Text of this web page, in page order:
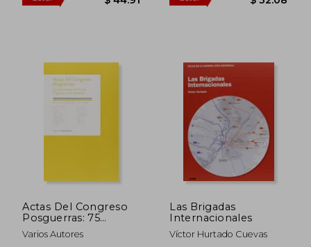
45%
dcto.
45%
dcto.
Actas Del Congreso
Posguerras: 75
Aniversario Del Fin De
La Guerra Civil
Varios Autores
Las Brigadas
Internacionales
Víctor Hurtado Cuevas